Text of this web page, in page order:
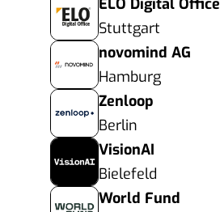
ELO Digital Office
Stuttgart
novomind AG
Hamburg
Zenloop
Berlin
VisionAI
Bielefeld
World Fund